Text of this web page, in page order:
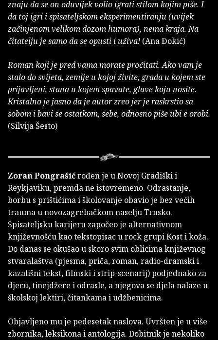
znaju da se on oduvijek volio igrati stilom kojim piše. I
da toj igri i spisateljskom eksperimentiranju (uvijek
začinjenom velikom dozom humora), nema kraja. Na
čitatelju je samo da se opusti i uživa! (Ana Đokić)
Roman koji je pred vama morate pročitati. Ako vam je
stalo do svijeta, zemlje u kojoj živite, grada u kojem ste
prijavljeni, stana u kojem spavate, glave koju nosite.
Kristalno je jasno da je autor zreo jer je raskrstio sa
sobom i bavi se ostatkom, sebe, odnosno piše ubi e orobi.
(Silvija Šesto)
Zoran Pongrašićrođen je u Novoj Gradiški i
Reykjaviku, premda ne istovremeno. Odrastanje,
borbu s prištićima i školovanje obavio je bez većih
trauma u novozagrebačkom naselju Trnsko.
Spisateljsku karijeru započeo je alternativnom
književnošću kao tekstopisac u rock grupi Kost i koža.
Do danas se okušao u skoro svim oblicima književnog
stvaralaštva (pjesma, priča, roman, radio-dramski i
kazališni tekst, filmski i strip-scenarij) podjednako za
djecu, tinejdžere i odrasle, a njegova se djela nalaze u
školskoj lektiri, čitankama i udžbenicima.
Objavljeno mu je pedesetak naslova. Uvršten je u više
zbornika, leksikona i antologija. Dobitnik je nekoliko